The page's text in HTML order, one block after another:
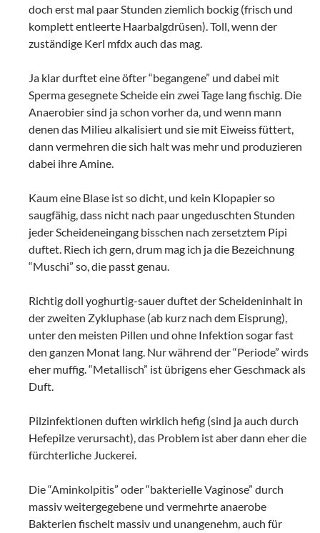
doch erst mal paar Stunden ziemlich bockig (frisch und
komplett entleerte Haarbalgdrüsen). Toll, wenn der
zuständige Kerl mfdx auch das mag.
Ja klar durftet eine öfter “begangene” und dabei mit
Sperma gesegnete Scheide ein zwei Tage lang fischig. Die
Anaerobier sind ja schon vorher da, und wenn mann
denen das Milieu alkalisiert und sie mit Eiweiss füttert,
dann vermehren die sich halt was mehr und produzieren
dabei ihre Amine.
Kaum eine Blase ist so dicht, und kein Klopapier so
saugfähig, dass nicht nach paar ungeduschten Stunden
jeder Scheideneingang bisschen nach zersetztem Pipi
duftet. Riech ich gern, drum mag ich ja die Bezeichnung
“Muschi” so, die passt genau.
Richtig doll yoghurtig-sauer duftet der Scheideninhalt in
der zweiten Zykluphase (ab kurz nach dem Eisprung),
unter den meisten Pillen und ohne Infektion sogar fast
den ganzen Monat lang. Nur während der “Periode” wirds
eher muffig. “Metallisch” ist übrigens eher Geschmack als
Duft.
Pilzinfektionen duften wirklich hefig (sind ja auch durch
Hefepilze verursacht), das Problem ist aber dann eher die
fürchterliche Juckerei.
Die “Aminkolpitis” oder “bakterielle Vaginose” durch
massiv weitergegebene und vermehrte anaerobe
Bakterien fischelt massiv und unangenehm, auch für